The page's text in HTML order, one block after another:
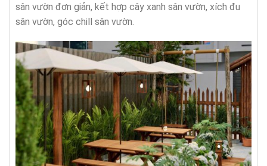
sân vườn đơn giản, kết hợp cây xanh sân vườn, xích đu
sân vườn, góc chill sân vườn.